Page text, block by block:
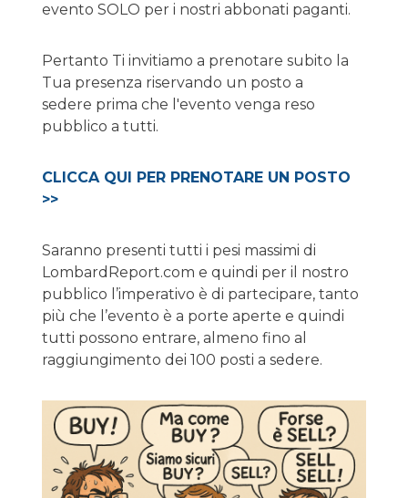
evento SOLO per i nostri abbonati paganti.
Pertanto Ti invitiamo a prenotare subito la
Tua presenza riservando un posto a
sedere prima che l'evento venga reso
pubblico a tutti.
CLICCA QUI PER PRENOTARE UN POSTO
>>
Saranno presenti tutti i pesi massimi di
LombardReport.com e quindi per il nostro
pubblico l’imperativo è di partecipare, tanto
più che l’evento è a porte aperte e quindi
tutti possono entrare, almeno fino al
raggiungimento dei 100 posti a sedere.